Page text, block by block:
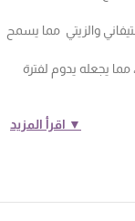
▼ اقرأ المزيد
والزيتي مما يسمح
مما يجعله يدوم لفترة